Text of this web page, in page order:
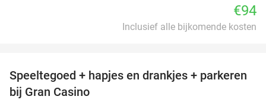
€94
Inclusief alle bijkomende kosten
50%
Speeltegoed + hapjes en drankjes + parkeren
bij Gran Casino